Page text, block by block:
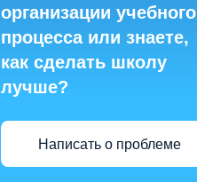
организации учебного
процесса или знаете,
как сделать школу
лучше?
Написать о проблеме